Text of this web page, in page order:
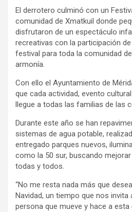
El derrotero culminó con un
comunidad de Xmatkuil donde
disfrutaron de un espectáculo
recreativas con la participación
festival para toda la comunidad
armonía.
Con ello el Ayuntamiento de
que cada actividad, evento
llegue a todas las familias de las
Durante este año se han
sistemas de agua potable,
entregado parques nuevos,
como la 50 sur, buscando
todas y todos.
“No me resta nada más que
Navidad, un tiempo que nos
persona que mueve y hace a